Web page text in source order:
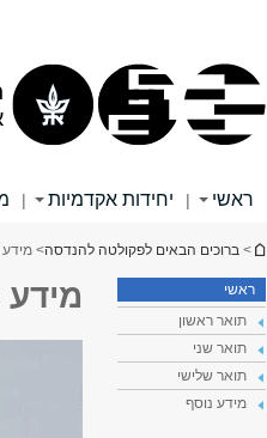
ראשי | יחידות אקדמיות |
הינך נמצא כאן
> ברוכים הבאים לפקולטה להנדסה> מידע
ראשי
תואר ראשון
תואר שני
תואר שלישי
מידע נוסף
מידע